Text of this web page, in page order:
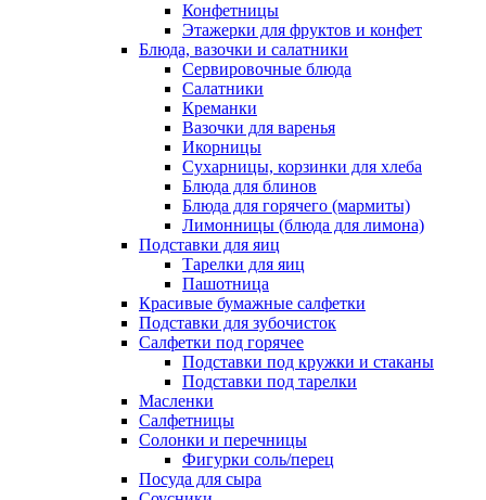
Конфетницы
Этажерки для фруктов и конфет
Блюда, вазочки и салатники
Сервировочные блюда
Салатники
Креманки
Вазочки для варенья
Икорницы
Сухарницы, корзинки для хлеба
Блюда для блинов
Блюда для горячего (мармиты)
Лимонницы (блюда для лимона)
Подставки для яиц
Тарелки для яиц
Пашотница
Красивые бумажные салфетки
Подставки для зубочисток
Салфетки под горячее
Подставки под кружки и стаканы
Подставки под тарелки
Масленки
Салфетницы
Солонки и перечницы
Фигурки соль/перец
Посуда для сыра